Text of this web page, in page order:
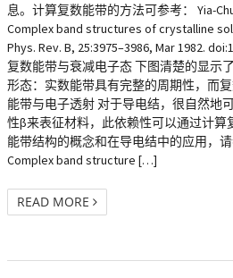
息。计算复数能带的方法可参考： Yia-
Complex band structures of crystalline
Phys. Rev. B, 25:3975–3986, Mar 1982.
复数能带与衰减电子态 下图清楚的显示
形态：实数能带具有完整的周期性，而
能带与电子透射 对于导电结，很自然地
性β来表征材料，此依赖性可以通过计
能带结构的概念和在导电结中的应用，
Complex band structure […]
READ MORE